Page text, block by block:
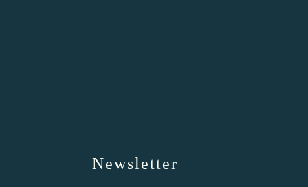
Newsletter